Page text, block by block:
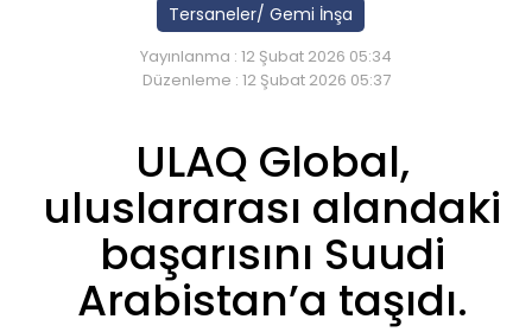
Tersaneler/ Gemi İnşa
Yayınlanma : 12 Şubat 2026 05:34
Düzenleme : 12 Şubat 2026 05:37
ULAQ Global,
uluslararası alandaki
başarısını Suudi
Arabistan’a taşıdı.